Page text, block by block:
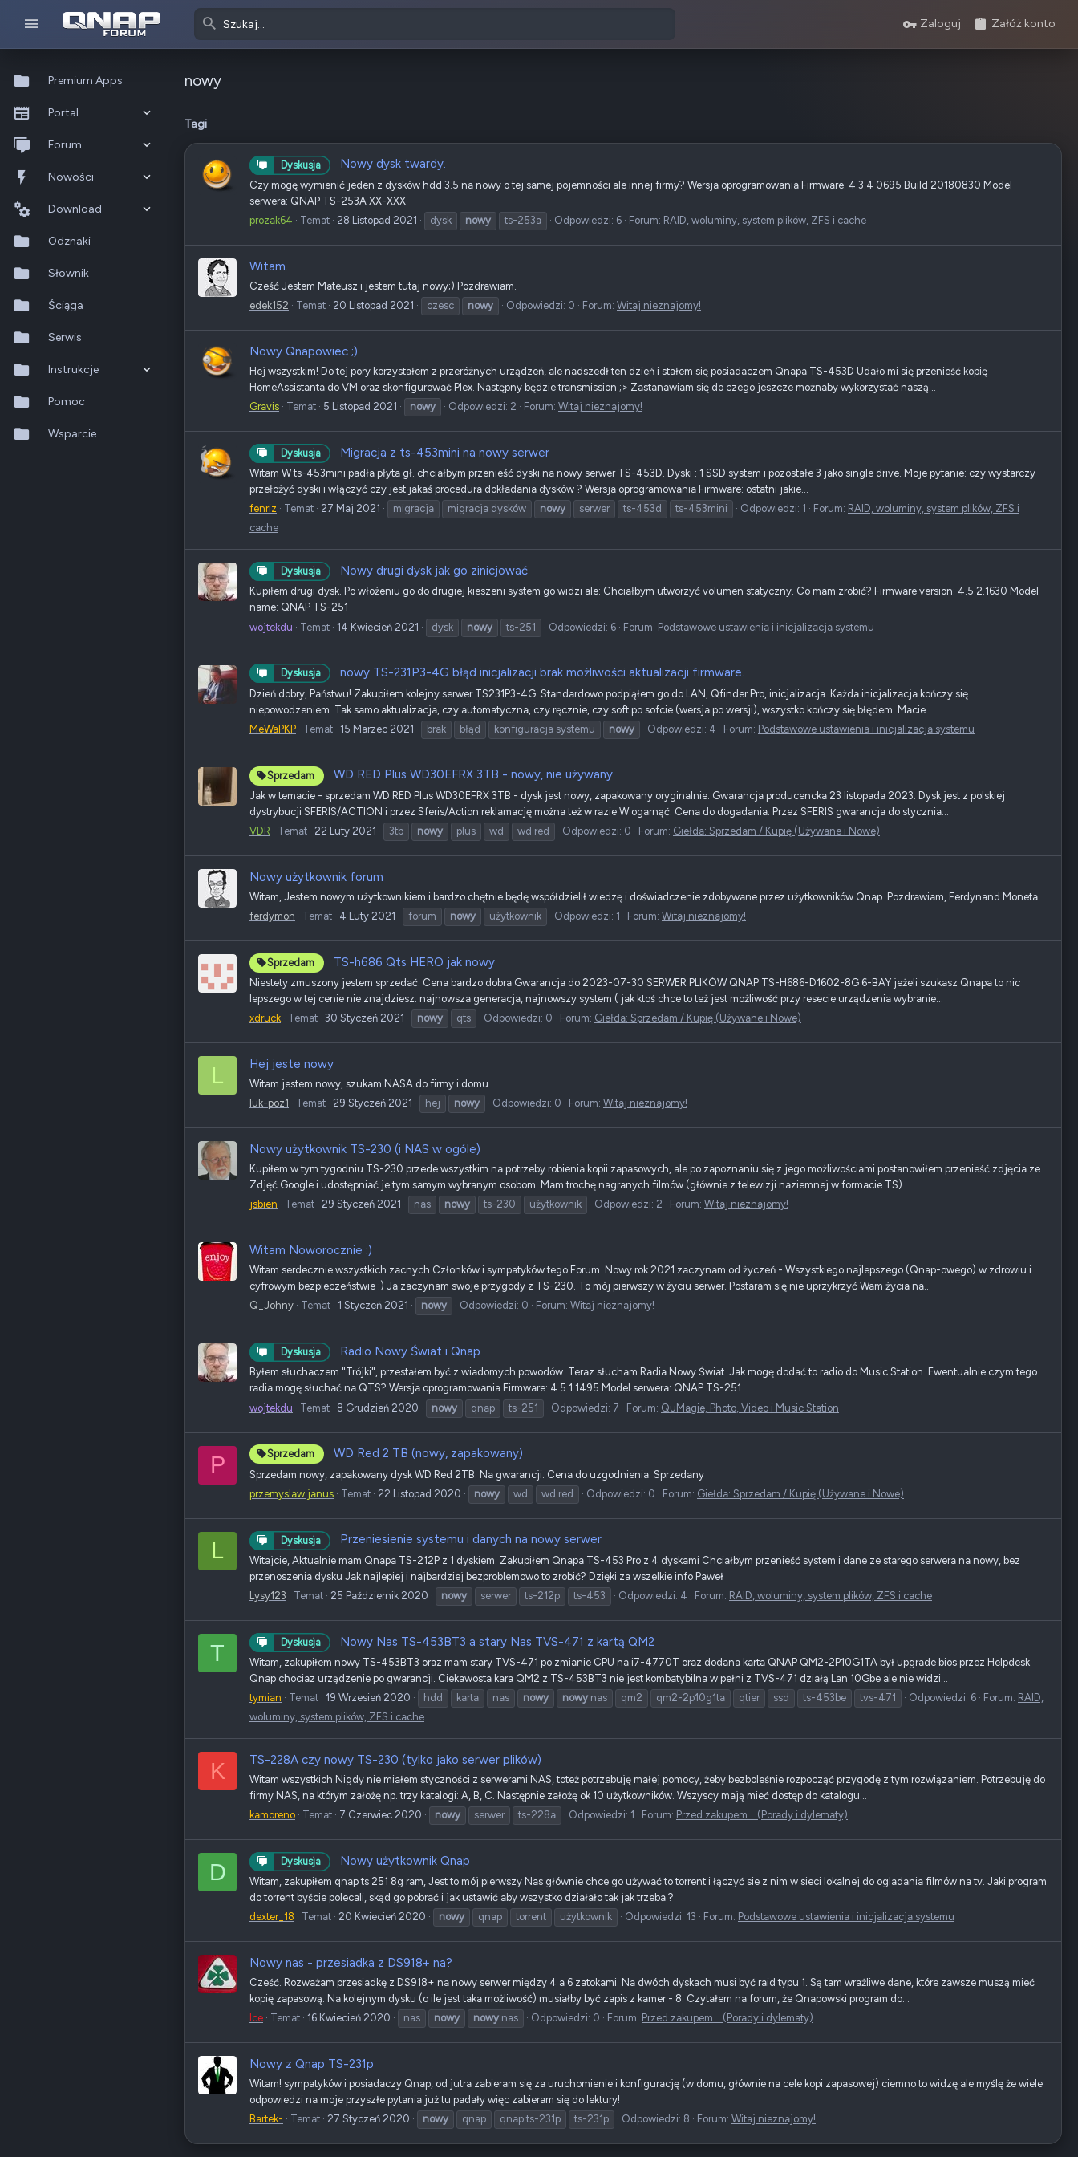
Zaloguj Załóż konto
Premium Apps
Portal
Co nowego?
Ostatnia aktywność
Forum
Nowe posty
Popularne
Szukaj na forum
Nowości
Nowe posty
Wszystkie posty
Nowe zasoby
Ostatnia aktywność
Download
Szukaj zasobów
Odznaki
Słownik
Ściąga
Serwis
Instrukcje
QTS 5.2.x
QuTS hero h6.0.x
Pomoc
Wsparcie
nowy
Tagi
Dyskusja Nowy dysk twardy.
Czy mogę wymienić jeden z dysków hdd 3.5 na nowy o tej samej pojemności ale innej firmy? Wersja oprogramowania Firmware: 4.3.4 0695 Build 20180830 Model
serwera: QNAP TS-253A XX-XXX
prozak64
Temat 28 Listopad 2021 dysk nowy ts-253a Odpowiedzi: 6 Forum: RAID, woluminy, system plików, ZFS i cache
Witam.
Cześć Jestem Mateusz i jestem tutaj nowy;) Pozdrawiam.
edek152
Temat 20 Listopad 2021 czesc nowy Odpowiedzi: 0 Forum: Witaj nieznajomy!
Nowy Qnapowiec ;)
Hej wszystkim! Do tej pory korzystałem z przeróżnych urządzeń, ale nadszedł ten dzień i stałem się posiadaczem Qnapa TS-453D Udało mi się przenieść kopię
HomeAssistanta do VM oraz skonfigurować Plex. Następny będzie transmission ;> Zastanawiam się do czego jeszcze możnaby wykorzystać naszą...
Gravis
Temat 5 Listopad 2021 nowy Odpowiedzi: 2 Forum: Witaj nieznajomy!
Dyskusja Migracja z ts-453mini na nowy serwer
Witam W ts-453mini padła płyta gł. chciałbym przenieść dyski na nowy serwer TS-453D. Dyski : 1 SSD system i pozostałe 3 jako single drive. Moje pytanie: czy wystarczy
przełożyć dyski i włączyć czy jest jakaś procedura dokładania dysków ? Wersja oprogramowania Firmware: ostatni jakie...
fenriz
Temat 27 Maj 2021 migracja migracja dysków nowy serwer ts-453d ts-453mini Odpowiedzi: 1 Forum: RAID, woluminy, system plików, ZFS i
cache
Dyskusja Nowy drugi dysk jak go zinicjować
Kupiłem drugi dysk. Po włożeniu go do drugiej kieszeni system go widzi ale: Chciałbym utworzyć volumen statyczny. Co mam zrobić? Firmware version: 4.5.2.1630 Model
name: QNAP TS-251
wojtekdu
Temat 14 Kwiecień 2021 dysk nowy ts-251 Odpowiedzi: 6 Forum: Podstawowe ustawienia i inicjalizacja systemu
Dyskusja nowy TS-231P3-4G błąd inicjalizacji brak możliwości aktualizacji firmware.
Dzień dobry, Państwu! Zakupiłem kolejny serwer TS231P3-4G. Standardowo podpiąłem go do LAN, Qfinder Pro, inicjalizacja. Każda inicjalizacja kończy się
niepowodzeniem. Tak samo aktualizacja, czy automatyczna, czy ręcznie, czy soft po sofcie (wersja po wersji), wszystko kończy się błędem. Macie...
MeWaPKP
Temat 15 Marzec 2021 brak błąd konfiguracja systemu nowy Odpowiedzi: 4 Forum: Podstawowe ustawienia i inicjalizacja systemu
Sprzedam WD RED Plus WD30EFRX 3TB - nowy, nie używany
Jak w temacie - sprzedam WD RED Plus WD30EFRX 3TB - dysk jest nowy, zapakowany oryginalnie. Gwarancja producencka 23 listopada 2023. Dysk jest z polskiej
dystrybucji SFERIS/ACTION i przez Sferis/Action reklamację można też w razie W ogarnąć. Cena do dogadania. Przez SFERIS gwarancja do stycznia...
VDR
Temat 22 Luty 2021 3tb nowy plus wd wd red Odpowiedzi: 0 Forum: Giełda: Sprzedam / Kupię (Używane i Nowe)
Nowy użytkownik forum
Witam, Jestem nowym użytkownikiem i bardzo chętnie będę współdzielił wiedzę i doświadczenie zdobywane przez użytkowników Qnap. Pozdrawiam, Ferdynand Moneta
ferdymon
Temat 4 Luty 2021 forum nowy użytkownik Odpowiedzi: 1 Forum: Witaj nieznajomy!
Sprzedam TS-h686 Qts HERO jak nowy
Niestety zmuszony jestem sprzedać. Cena bardzo dobra Gwarancja do 2023-07-30 SERWER PLIKÓW QNAP TS-H686-D1602-8G 6-BAY jeżeli szukasz Qnapa to nic
lepszego w tej cenie nie znajdziesz. najnowsza generacja, najnowszy system ( jak ktoś chce to też jest możliwość przy resecie urządzenia wybranie...
xdruck
Temat 30 Styczeń 2021 nowy qts Odpowiedzi: 0 Forum: Giełda: Sprzedam / Kupię (Używane i Nowe)
L Hej jeste nowy
Witam jestem nowy, szukam NASA do firmy i domu
luk-poz1
Temat 29 Styczeń 2021 hej nowy Odpowiedzi: 0 Forum: Witaj nieznajomy!
Nowy użytkownik TS-230 (i NAS w ogóle)
Kupiłem w tym tygodniu TS-230 przede wszystkim na potrzeby robienia kopii zapasowych, ale po zapoznaniu się z jego możliwościami postanowiłem przenieść zdjęcia ze
Zdjęć Google i udostępniać je tym samym wybranym osobom. Mam trochę nagranych filmów (głównie z telewizji naziemnej w formacie TS)...
jsbien
Temat 29 Styczeń 2021 nas nowy ts-230 użytkownik Odpowiedzi: 2 Forum: Witaj nieznajomy!
Witam Noworocznie :)
Witam serdecznie wszystkich zacnych Członków i sympatyków tego Forum. Nowy rok 2021 zaczynam od życzeń - Wszystkiego najlepszego (Qnap-owego) w zdrowiu i
cyfrowym bezpieczeństwie :) Ja zaczynam swoje przygody z TS-230. To mój pierwszy w życiu serwer. Postaram się nie uprzykrzyć Wam życia na...
Q_Johny
Temat 1 Styczeń 2021 nowy Odpowiedzi: 0 Forum: Witaj nieznajomy!
Dyskusja Radio Nowy Świat i Qnap
Byłem słuchaczem "Trójki", przestałem być z wiadomych powodów. Teraz słucham Radia Nowy Świat. Jak mogę dodać to radio do Music Station. Ewentualnie czym tego
radia mogę słuchać na QTS? Wersja oprogramowania Firmware: 4.5.1.1495 Model serwera: QNAP TS-251
wojtekdu
Temat 8 Grudzień 2020 nowy qnap ts-251 Odpowiedzi: 7 Forum: QuMagie, Photo, Video i Music Station
P Sprzedam WD Red 2 TB (nowy, zapakowany)
Sprzedam nowy, zapakowany dysk WD Red 2TB. Na gwarancji. Cena do uzgodnienia. Sprzedany
przemyslaw.janus
Temat 22 Listopad 2020 nowy wd wd red Odpowiedzi: 0 Forum: Giełda: Sprzedam / Kupię (Używane i Nowe)
L Dyskusja Przeniesienie systemu i danych na nowy serwer
Witajcie, Aktualnie mam Qnapa TS-212P z 1 dyskiem. Zakupiłem Qnapa TS-453 Pro z 4 dyskami Chciałbym przenieść system i dane ze starego serwera na nowy, bez
przenoszenia dysku Jak najlepiej i najbardziej bezproblemowo to zrobić? Dzięki za wszelkie info Paweł
Lysy123
Temat 25 Październik 2020 nowy serwer ts-212p ts-453 Odpowiedzi: 4 Forum: RAID, woluminy, system plików, ZFS i cache
T Dyskusja Nowy Nas TS-453BT3 a stary Nas TVS-471 z kartą QM2
Witam, zakupiłem nowy TS-453BT3 oraz mam stary TVS-471 po zmianie CPU na i7-4770T oraz dodana karta QNAP QM2-2P10G1TA był upgrade bios przez Helpdesk
Qnap chociaz urządzenie po gwarancji. Ciekawosta kara QM2 z TS-453BT3 nie jest kombatybilna w pełni z TVS-471 działą Lan 10Gbe ale nie widzi...
tymian
Temat 19 Wrzesień 2020 hdd karta nas nowy nowy nas qm2 qm2-2p10g1ta qtier ssd ts-453be tvs-471 Odpowiedzi: 6 Forum: RAID,
woluminy, system plików, ZFS i cache
K TS-228A czy nowy TS-230 (tylko jako serwer plików)
Witam wszystkich Nigdy nie miałem styczności z serwerami NAS, toteż potrzebuję małej pomocy, żeby bezboleśnie rozpocząć przygodę z tym rozwiązaniem. Potrzebuję do
firmy NAS, na którym założę np. trzy katalogi: A, B, C. Następnie założę ok 10 użytkowników. Wszyscy mają mieć dostęp do katalogu...
kamoreno
Temat 7 Czerwiec 2020 nowy serwer ts-228a Odpowiedzi: 1 Forum: Przed zakupem... (Porady i dylematy)
D Dyskusja Nowy użytkownik Qnap
Witam, zakupiłem qnap ts 251 8g ram, Jest to mój pierwszy Nas głównie chce go używać to torrent i łączyć sie z nim w sieci lokalnej do ogladania filmów na tv. Jaki program
do torrent byście polecali, skąd go pobrać i jak ustawić aby wszystko działało tak jak trzeba ?
dexter_18
Temat 20 Kwiecień 2020 nowy qnap torrent użytkownik Odpowiedzi: 13 Forum: Podstawowe ustawienia i inicjalizacja systemu
Nowy nas - przesiadka z DS918+ na?
Cześć. Rozważam przesiadkę z DS918+ na nowy serwer między 4 a 6 zatokami. Na dwóch dyskach musi być raid typu 1. Są tam wrażliwe dane, które zawsze muszą mieć
kopię zapasową. Na kolejnym dysku (o ile jest taka możliwość) musiałby być zapis z kamer - 8. Czytałem na forum, że Qnapowski program do...
Ice
Temat 16 Kwiecień 2020 nas nowy nowy nas Odpowiedzi: 0 Forum: Przed zakupem... (Porady i dylematy)
Nowy z Qnap TS-231p
Witam! sympatyków i posiadaczy Qnap, od jutra zabieram się za uruchomienie i konfigurację (w domu, głównie na cele kopi zapasowej) ciemno to widzę ale myślę że wiele
odpowiedzi na moje przyszłe pytania już tu padały więc zabieram się do lektury!
Bartek-
Temat 27 Styczeń 2020 nowy qnap qnap ts-231p ts-231p Odpowiedzi: 8 Forum: Witaj nieznajomy!